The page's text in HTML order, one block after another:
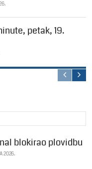
petak, 19.
blokirao plovidbu
2026.